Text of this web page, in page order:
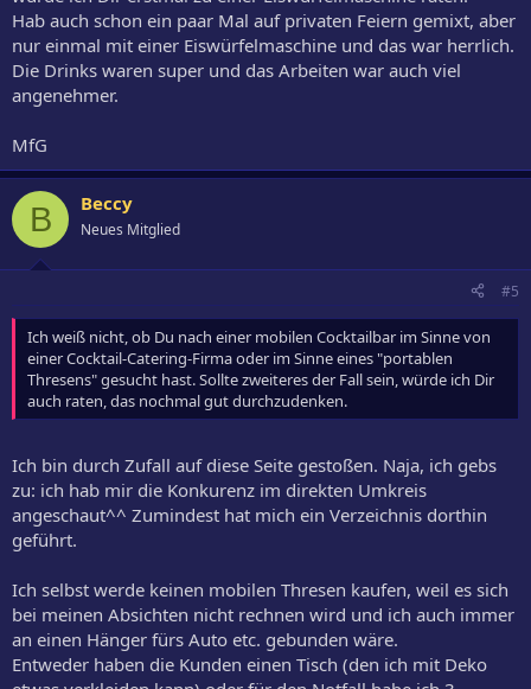
Hab auch schon ein paar Mal auf privaten Feiern gemixt, aber
nur einmal mit einer Eiswürfelmaschine und das war herrlich.
Die Drinks waren super und das Arbeiten war auch viel
angenehmer.
MfG
B Beccy
Neues Mitglied
#5
Ich weiß nicht, ob Du nach einer mobilen Cocktailbar im Sinne von
einer Cocktail-Catering-Firma oder im Sinne eines "portablen
Thresens" gesucht hast. Sollte zweiteres der Fall sein, würde ich Dir
auch raten, das nochmal gut durchzudenken.
Ich bin durch Zufall auf diese Seite gestoßen. Naja, ich gebs
zu: ich hab mir die Konkurenz im direkten Umkreis
angeschaut^^ Zumindest hat mich ein Verzeichnis dorthin
geführt.
Ich selbst werde keinen mobilen Thresen kaufen, weil es sich
bei meinen Absichten nicht rechnen wird und ich auch immer
an einen Hänger fürs Auto etc. gebunden wäre.
Entweder haben die Kunden einen Tisch (den ich mit Deko